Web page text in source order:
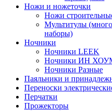
Ножи и ножеточки
Ножи
Мультитулы
наборы)
Ночники
Ночники LEEK
Ночники ИН
Ночники Разные
Паяльники и
Переноски
Перчатки
Прожекторы